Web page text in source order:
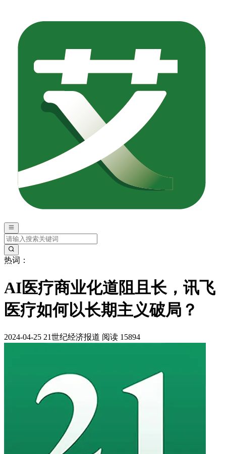
热词：
AI医疗商业化道阻且长，讯飞
医疗如何以长期主义破局？
2024-04-25 21世纪经济报道 阅读 15894